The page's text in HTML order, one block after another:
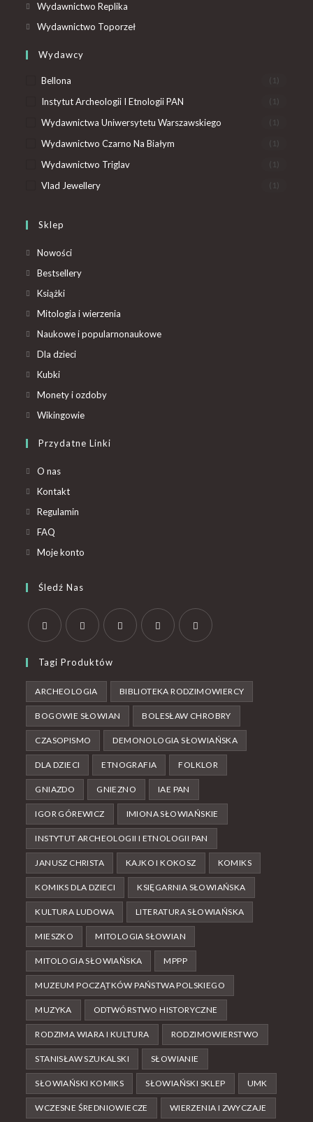
Wydawnictwo Replika
Wydawnictwo Toporzeł
Wydawcy
Bellona (1)
Instytut Archeologii I Etnologii PAN (1)
Wydawnictwa Uniwersytetu Warszawskiego (1)
Wydawnictwo Czarno Na Białym (1)
Wydawnictwo Triglav (1)
Vlad Jewellery (1)
Sklep
Nowości
Bestsellery
Książki
Mitologia i wierzenia
Naukowe i popularnonaukowe
Dla dzieci
Kubki
Monety i ozdoby
Wikingowie
Przydatne Linki
O nas
Kontakt
Regulamin
FAQ
Moje konto
Śledź Nas
Tagi Produktów
ARCHEOLOGIA BIBLIOTEKA RODZIMOWIERCY
BOGOWIE SŁOWIAN BOLESŁAW CHROBRY
CZASOPISMO DEMONOLOGIA SŁOWIAŃSKA
DLA DZIECI ETNOGRAFIA FOLKLOR
GNIAZDO GNIEZNO IAE PAN
IGOR GÓREWICZ IMIONA SŁOWIAŃSKIE
INSTYTUT ARCHEOLOGII I ETNOLOGII PAN
JANUSZ CHRISTA KAJKO I KOKOSZ KOMIKS
KOMIKS DLA DZIECI KSIĘGARNIA SŁOWIAŃSKA
KULTURA LUDOWA LITERATURA SŁOWIAŃSKA
MIESZKO MITOLOGIA SŁOWIAN
MITOLOGIA SŁOWIAŃSKA MPPP
MUZEUM POCZĄTKÓW PAŃSTWA POLSKIEGO
MUZYKA ODTWÓRSTWO HISTORYCZNE
RODZIMA WIARA I KULTURA RODZIMOWIERSTWO
STANISŁAW SZUKALSKI SŁOWIANIE
SŁOWIAŃSKI KOMIKS SŁOWIAŃSKI SKLEP UMK
WCZESNE ŚREDNIOWIECZE WIERZENIA I ZWYCZAJE